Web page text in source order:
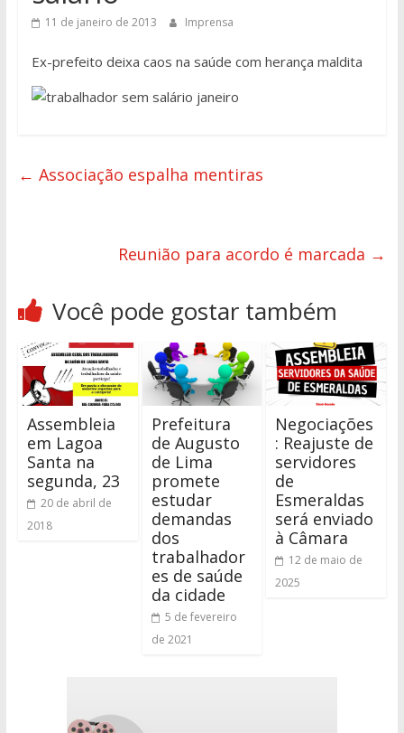
11 de janeiro de 2013 Imprensa
Ex-prefeito deixa caos na saúde com herança maldita
← Associação espalha mentiras
Reunião para acordo é marcada →
Você pode gostar também
Assembleia
em Lagoa
Santa na
segunda, 23
20 de abril de
2018
Prefeitura
de Augusto
de Lima
promete
estudar
demandas
dos
trabalhador
es de saúde
da cidade
5 de fevereiro
de 2021
Negociações
: Reajuste de
servidores
de
Esmeraldas
será enviado
à Câmara
12 de maio de
2025